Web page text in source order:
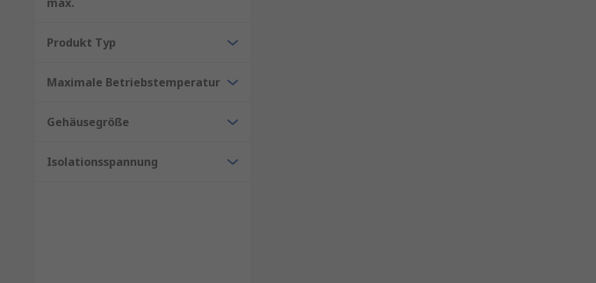
Produkt Typ
Maximale Betriebstemperatur
Gehäusegröße
Isolationsspannung